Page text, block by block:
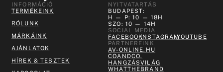
INFORMÁCIÓ
TERMÉKEINK
RÓLUNK
MÁRKÁINK
AJÁNLATOK
HÍREK & TESZTEK
NYITVATARTÁS
BUDAPEST:
H — P: 10 — 18H
SZO: 10 — 14H
SOCIAL MEDIA
FACEBOOKINSTAGRAMYOUTUBE
PARTNEREINK
AV-ONLINE.HU
COANDCO.
HANGZÁSVILÁG
WHATTHEBRAND